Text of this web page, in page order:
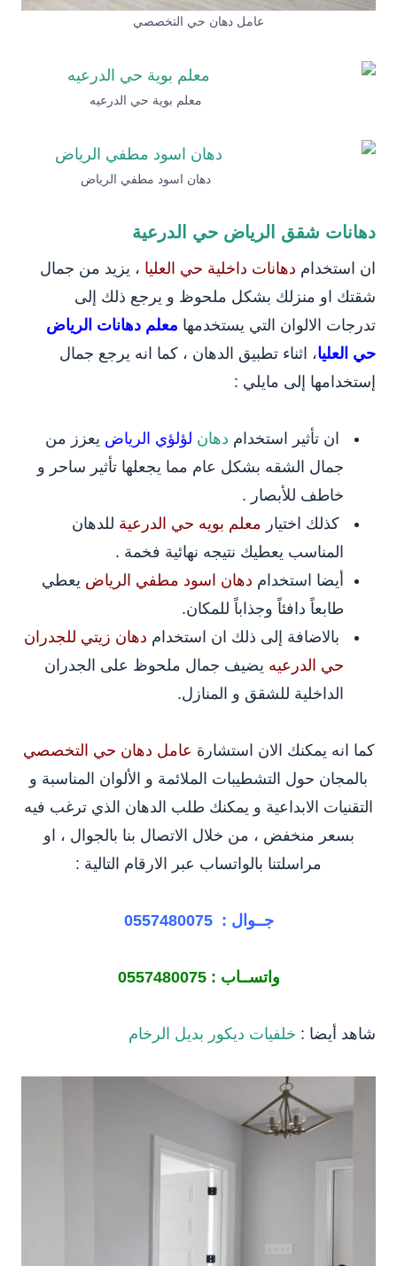
عامل دهان حي التخصصي
معلم بوية حي الدرعيه
دهان اسود مطفي الرياض
دهانات شقق الرياض حي الدرعية
ان استخدام دهانات داخلية حي العليا ، يزيد من جمال
شقتك او منزلك بشكل ملحوظ و يرجع ذلك إلى
تدرجات الالوان التي يستخدمها معلم دهانات الرياض
حي العليا، اثناء تطبيق الدهان ، كما انه يرجع جمال
إستخدامها إلى مايلي :
ان تأثير استخدام دهان لؤلؤي الرياض يعزز من
جمال الشقه بشكل عام مما يجعلها تأثير ساحر و
خاطف للأبصار .
كذلك اختيار معلم بويه حي الدرعية للدهان
المناسب يعطيك نتيجه نهائية فخمة .
أيضا استخدام دهان اسود مطفي الرياض يعطي
طابعاً دافئاً وجذاباً للمكان.
بالاضافة إلى ذلك ان استخدام دهان زيتي للجدران
حي الدرعيه يضيف جمال ملحوظ على الجدران
الداخلية للشقق و المنازل.
كما انه يمكنك الان استشارة عامل دهان حي التخصصي
بالمجان حول التشطيبات الملائمة و الألوان المناسبة و
التقنيات الابداعية و يمكنك طلب الدهان الذي ترغب فيه
بسعر منخفض ، من خلال الاتصال بنا بالجوال ، او
مراسلتنا بالواتساب عبر الارقام التالية :
جــوال :0557480075
واتســاب :0557480075
شاهد أيضا : خلفيات ديكور بديل الرخام